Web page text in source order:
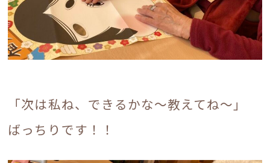
「次は私ね、できるかな～教えてね～」
ばっちりです！！